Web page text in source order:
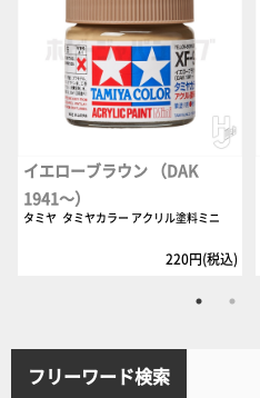
イエローブラウン （DAK
1941～）
タミヤ タミヤカラー アクリル塗料ミニ
220円(税込)
フリーワード検索